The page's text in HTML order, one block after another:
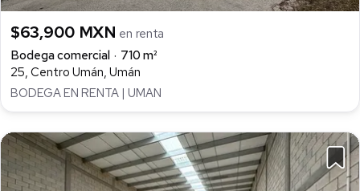
$63,900 MXN en renta
Bodega comercial
710 m²
25, Centro Umán, Umán
BODEGA EN RENTA | UMAN